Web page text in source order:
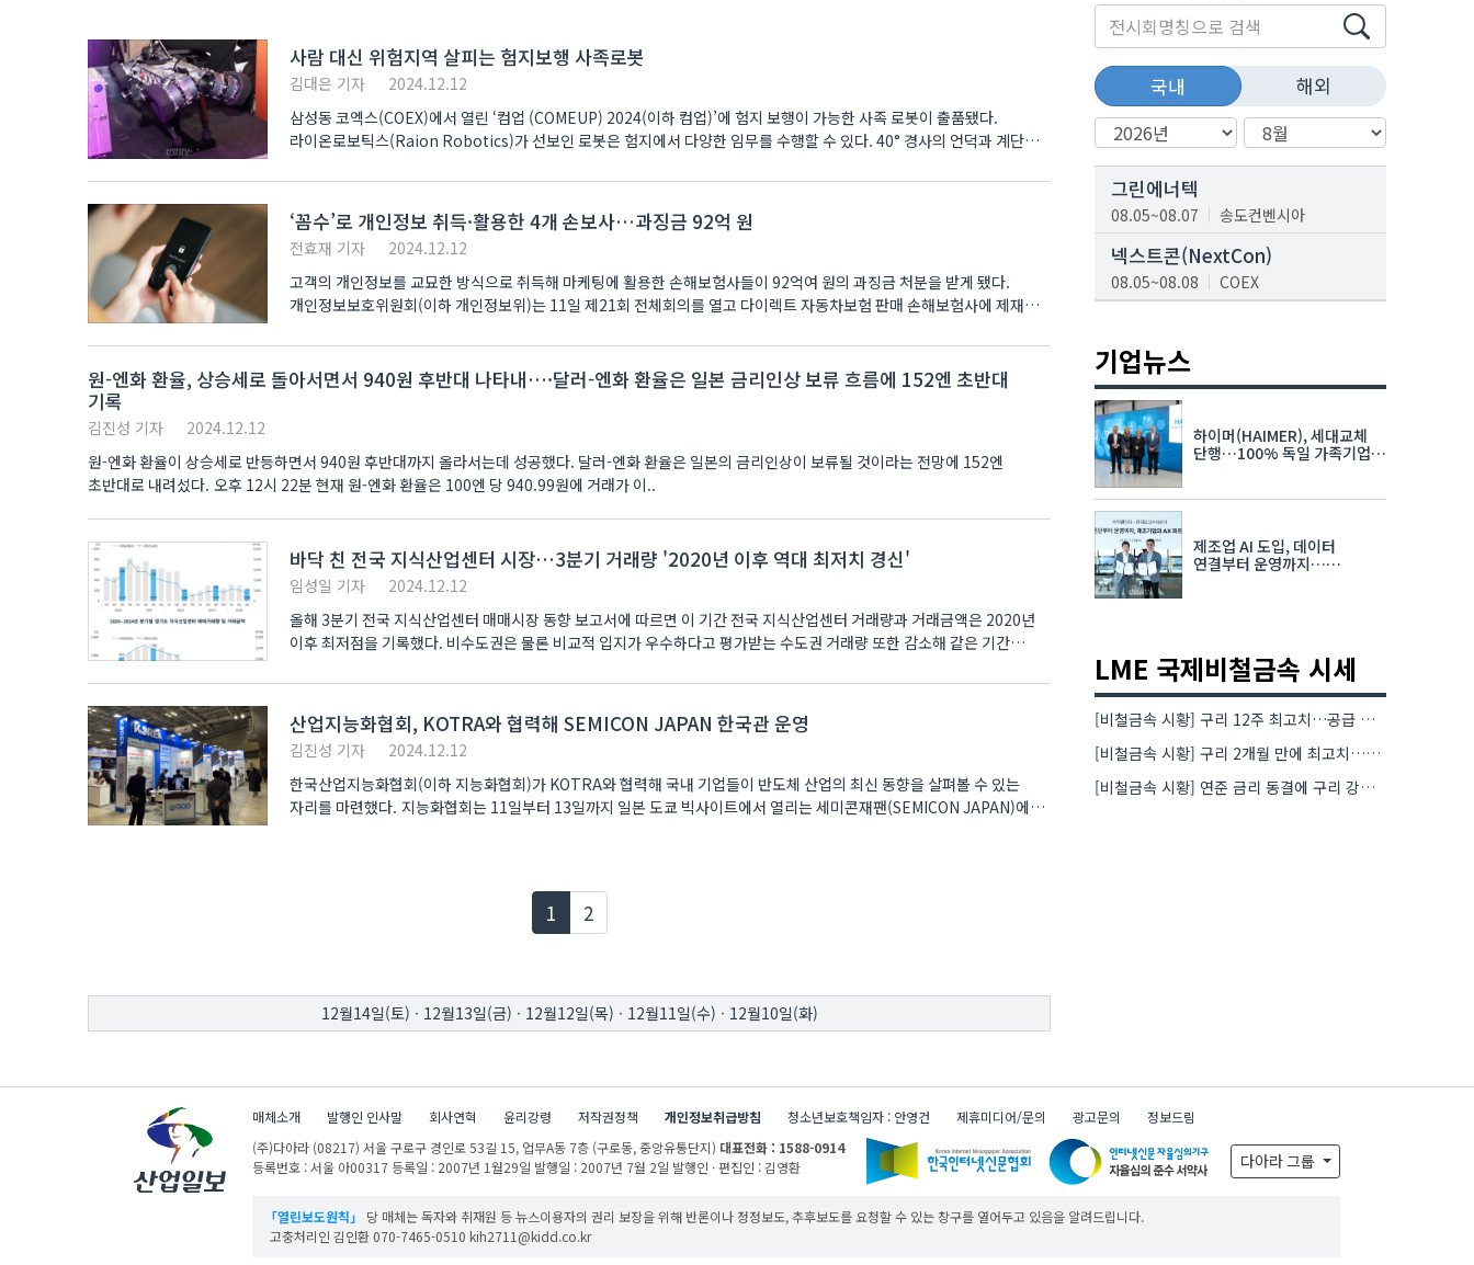
사람 대신 위험지역 살피는 험지보행 사족로봇
김대은 기자
2024.12.12
삼성동 코엑스(COEX)에서 열린 ‘컴업 (COMEUP) 2024(이하 컴업)’에 험지 보행이 가능한 사족 로봇이 출품됐다.
라이온로보틱스(Raion Robotics)가 선보인 로봇은 험지에서 다양한 임무를 수행할 수 있다. 40° 경사의 언덕과 계단을
‘꼼수’로 개인정보 취득·활용한 4개 손보사…과징금 92억 원
전효재 기자
2024.12.12
고객의 개인정보를 교묘한 방식으로 취득해 마케팅에 활용한 손해보험사들이 92억여 원의 과징금 처분을 받게 됐다.
개인정보보호위원회(이하 개인정보위)는 11일 제21회 전체회의를 열고 다이렉트 자동차보험 판매 손해보험사에 제재를
원-엔화 환율, 상승세로 돌아서면서 940원 후반대 나타내…·달러-엔화 환율은 일본 금리인상 보류 흐름에 152엔 초반대
기록
김진성 기자
2024.12.12
원-엔화 환율이 상승세로 반등하면서 940원 후반대까지 올라서는데 성공했다. 달러-엔화 환율은 일본의 금리인상이 보류될 것이라는 전망에 152엔
초반대로 내려섰다. 오후 12시 22분 현재 원-엔화 환율은 100엔 당 940.99원에 거래가 이..
바닥 친 전국 지식산업센터 시장…3분기 거래량 '2020년 이후 역대 최저치 경신'
임성일 기자
2024.12.12
올해 3분기 전국 지식산업센터 매매시장 동향 보고서에 따르면 이 기간 전국 지식산업센터 거래량과 거래금액은 2020년
이후 최저점을 기록했다. 비수도권은 물론 비교적 입지가 우수하다고 평가받는 수도권 거래량 또한 감소해 같은 기간
산업지능화협회, KOTRA와 협력해 SEMICON JAPAN 한국관 운영
김진성 기자
2024.12.12
한국산업지능화협회(이하 지능화협회)가 KOTRA와 협력해 국내 기업들이 반도체 산업의 최신 동향을 살펴볼 수 있는
자리를 마련했다. 지능화협회는 11일부터 13일까지 일본 도쿄 빅사이트에서 열리는 세미콘재팬(SEMICON JAPAN)에
1현재페이지
2
12월14일(토) · 12월13일(금) · 12월12일(목) · 12월11일(수) · 12월10일(화)
국내 해외
그린에너텍
08.05~08.07 송도컨벤시아
넥스트콘(NextCon)
08.05~08.08 COEX
08.19~08.21
K-PRINT
08.19~08.22
자율주행모빌리티산업전
08.25~08.27
차세대 반도체 패키징 산업전
08.26~08.28 수원컨벤션센터
기업뉴스
하이머(HAIMER), 세대교체
단행…100% 독일 가족기업
제조업 AI 도입, 데이터
연결부터 운영까지…
LME 국제비철금속 시세
[비철금속 시황] 구리 12주 최고치…공급 부족 우려에 강세
[비철금속 시황] 구리 2개월 만에 최고치…재고 감소에 공급 부족 우려 확대
[비철금속 시황] 연준 금리 동결에 구리 강세…공급 부족 우려도 가격 지지
매체소개 발행인 인사말 회사연혁 윤리강령 저작권정책 개인정보취급방침 청소년보호책임자 : 안영건 제휴미디어/문의 광고문의
정보드림
(주)다아라 (08217) 서울 구로구 경인로 53길 15,업무A동 7층 (구로동, 중앙유통단지) 대표전화 : 1588-0914
등록번호 : 서울 아00317 등록일 : 2007년 1월29일 발행일 : 2007년 7월 2일 발행인 · 편집인 : 김영환 다아라 그룹
「열린보도원칙」
당 매체는 독자와 취재원 등 뉴스이용자의 권리 보장을 위해 반론이나 정정보도, 추후보도를 요청할 수 있는 창구를 열어두고 있음을 알려드립니다.
고충처리인 김인환 070-7465-0510 kih2711@kidd.co.kr